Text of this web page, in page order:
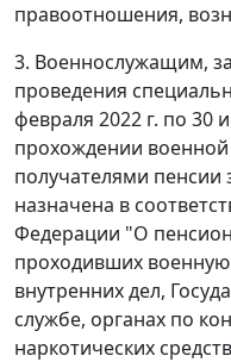
правоотношения,
3. Военнослужащим,
проведения
февраля 2022 г. по 30
прохождении
получателями пенсии
назначена в
Федерации "О
проходивших военную
внутренних дел,
службе, органах по
наркотических